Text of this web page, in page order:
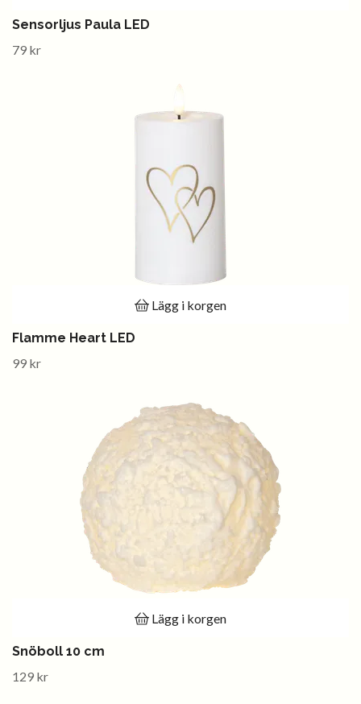
Sensorljus Paula LED
79 kr
Lägg i korgen
Flamme Heart LED
99 kr
Lägg i korgen
Snöboll 10 cm
129 kr